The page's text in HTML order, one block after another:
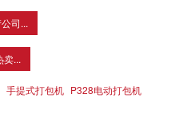
司...
卖...
手提式打包机 P328电动打包机